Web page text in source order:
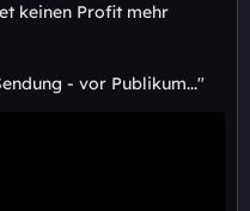
keinen Profit mehr
- vor Publikum..."